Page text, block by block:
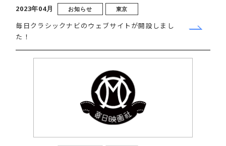
2023年04月 お知らせ 東京
毎日クラシックナビのウェブサイトが開設しまし
た！